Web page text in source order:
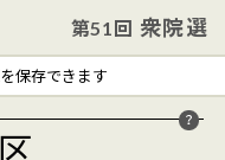
第51回 衆院選
保存できます